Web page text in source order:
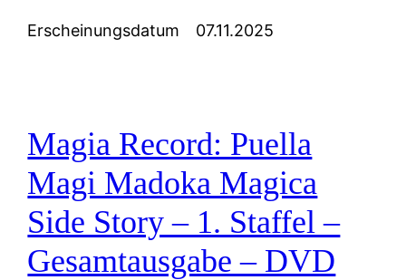
Erscheinungsdatum 07.11.2025
Magia Record: Puella
Magi Madoka Magica
Side Story – 1. Staffel –
Gesamtausgabe – DVD